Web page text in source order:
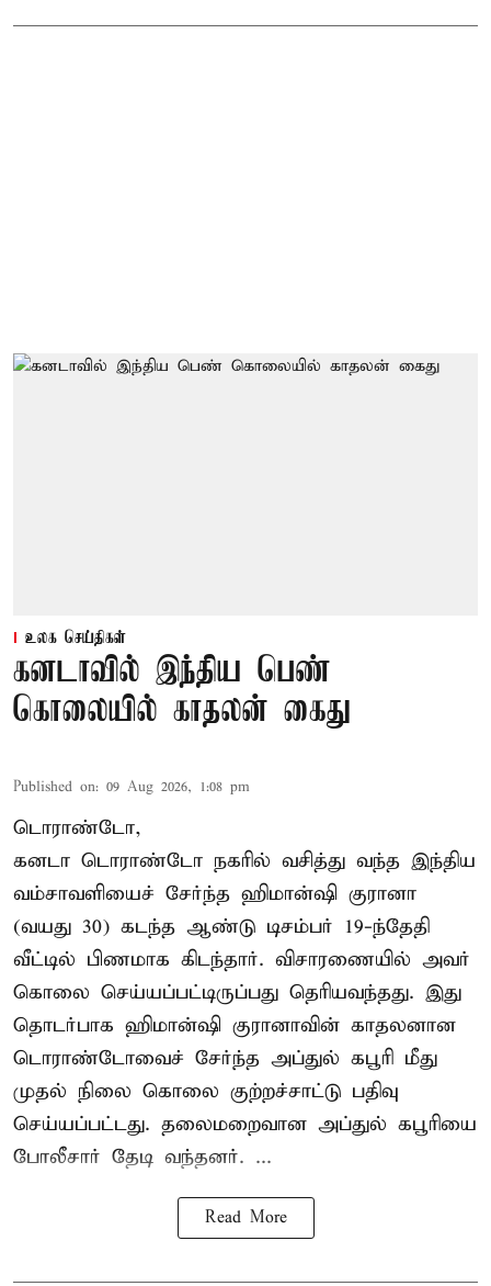
உலக செய்திகள்
கனடாவில் இந்திய பெண்
கொலையில் காதலன் கைது
Published on: 09 Aug 2026, 1:08 pm
டொராண்டோ,
கனடா டொராண்டோ நகரில் வசித்து வந்த இந்திய
வம்சாவளியைச் சேர்ந்த ஹிமான்ஷி குரானா
(வயது 30) கடந்த ஆண்டு டிசம்பர் 19-ந்தேதி
வீட்டில் பிணமாக கிடந்தார். விசாரணையில் அவர்
கொலை செய்யப்பட்டிருப்பது தெரியவந்தது. இது
தொடர்பாக ஹிமான்ஷி குரானாவின் காதலனான
டொராண்டோவைச் சேர்ந்த அப்துல் கபூரி மீது
முதல் நிலை கொலை குற்றச்சாட்டு பதிவு
செய்யப்பட்டது. தலைமறைவான அப்துல் கபூரியை
போலீசார் தேடி வந்தனர். ...
Read More